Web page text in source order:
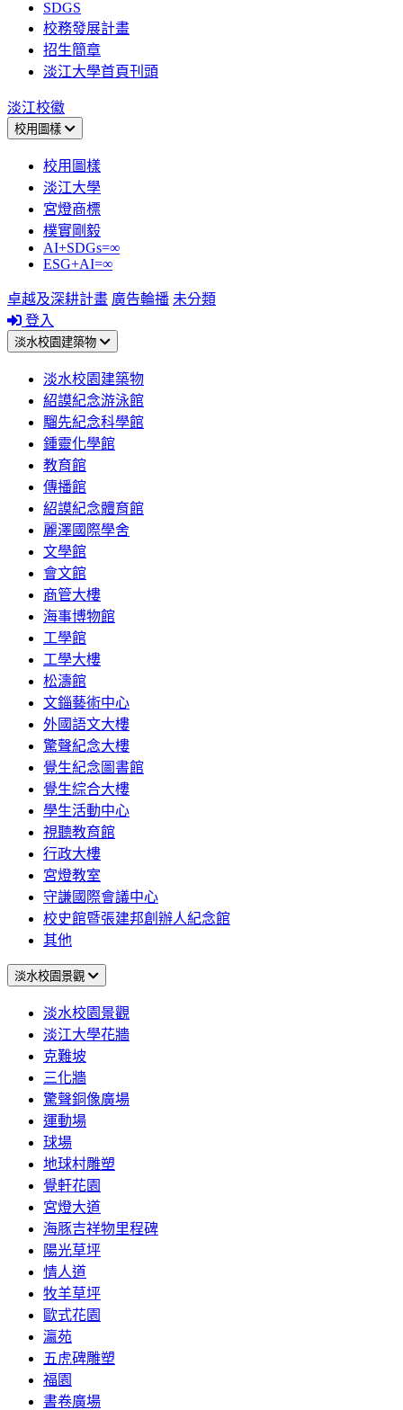
SDGS
校務發展計畫
招生簡章
淡江大學首頁刊頭
淡江校徽
校用圖樣
校用圖樣
淡江大學
宮燈商標
樸實剛毅
AI+SDGs=∞
ESG+AI=∞
卓越及深耕計畫 廣告輪播 未分類
登入
淡水校園建築物
淡水校園建築物
紹謨紀念游泳館
騮先紀念科學館
鍾靈化學館
教育館
傳播館
紹謨紀念體育館
麗澤國際學舍
文學館
會文館
商管大樓
海事博物館
工學館
工學大樓
松濤館
文錙藝術中心
外國語文大樓
驚聲紀念大樓
覺生紀念圖書館
覺生綜合大樓
學生活動中心
視聽教育館
行政大樓
宮燈教室
守謙國際會議中心
校史館暨張建邦創辦人紀念館
其他
淡水校園景觀
淡水校園景觀
淡江大學花牆
克難坡
三化牆
驚聲銅像廣場
運動場
球場
地球村雕塑
覺軒花園
宮燈大道
海豚吉祥物里程碑
陽光草坪
情人道
牧羊草坪
歐式花園
瀛苑
五虎碑雕塑
福園
書卷廣場